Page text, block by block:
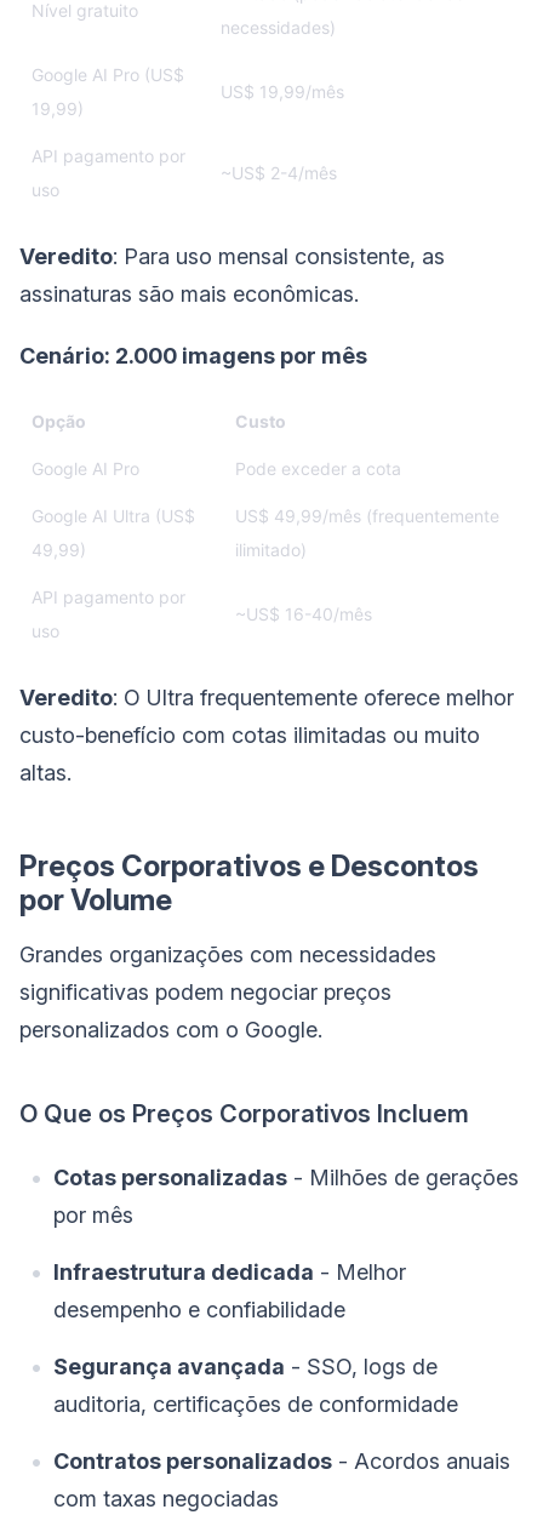
Nível gratuito
necessidades)
Google AI Pro (US$
19,99)
US$ 19,99/mês
API pagamento por
uso
~US$ 2-4/mês
Veredito: Para uso mensal consistente, as
assinaturas são mais econômicas.
Cenário: 2.000 imagens por mês
Opção Custo
Google AI Pro Pode exceder a cota
Google AI Ultra (US$
49,99)
US$ 49,99/mês (frequentemente
ilimitado)
API pagamento por
uso
~US$ 16-40/mês
Veredito: O Ultra frequentemente oferece melhor
custo-benefício com cotas ilimitadas ou muito
altas.
Preços Corporativos e Descontos
por Volume
Grandes organizações com necessidades
significativas podem negociar preços
personalizados com o Google.
O Que os Preços Corporativos Incluem
Cotas personalizadas - Milhões de gerações
por mês
Infraestrutura dedicada - Melhor
desempenho e confiabilidade
Segurança avançada - SSO, logs de
auditoria, certificações de conformidade
Contratos personalizados - Acordos anuais
com taxas negociadas